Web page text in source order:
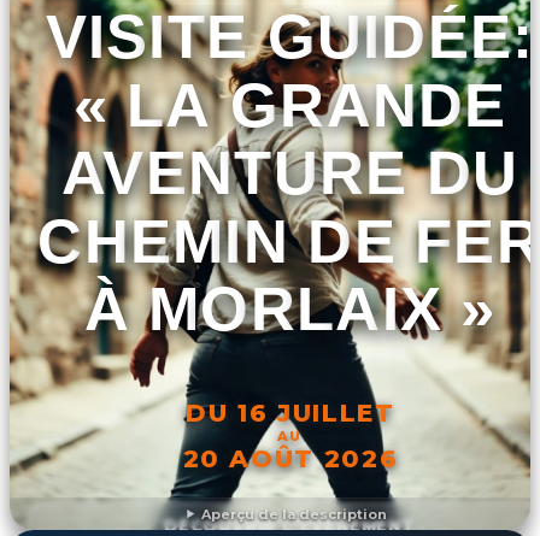
Aperçu de la description
VISITE GUIDÉE:
« LA GRANDE
AVENTURE DU
CHEMIN DE FER
À MORLAIX »
DU 16 JUILLET
AU
20 AOÛT 2026
DÉCOUVRIR L'ÉVÉNEMENT